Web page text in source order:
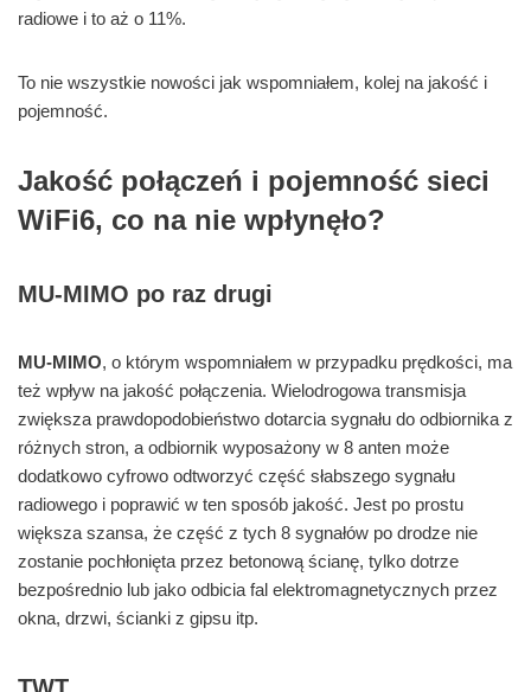
radiowe i to aż o 11%.
To nie wszystkie nowości jak wspomniałem, kolej na jakość i
pojemność.
Jakość połączeń i pojemność sieci
WiFi6, co na nie wpłynęło?
MU-MIMO po raz drugi
MU-MIMO, o którym wspomniałem w przypadku prędkości, ma
też wpływ na jakość połączenia. Wielodrogowa transmisja
zwiększa prawdopodobieństwo dotarcia sygnału do odbiornika z
różnych stron, a odbiornik wyposażony w 8 anten może
dodatkowo cyfrowo odtworzyć część słabszego sygnału
radiowego i poprawić w ten sposób jakość. Jest po prostu
większa szansa, że część z tych 8 sygnałów po drodze nie
zostanie pochłonięta przez betonową ścianę, tylko dotrze
bezpośrednio lub jako odbicia fal elektromagnetycznych przez
okna, drzwi, ścianki z gipsu itp.